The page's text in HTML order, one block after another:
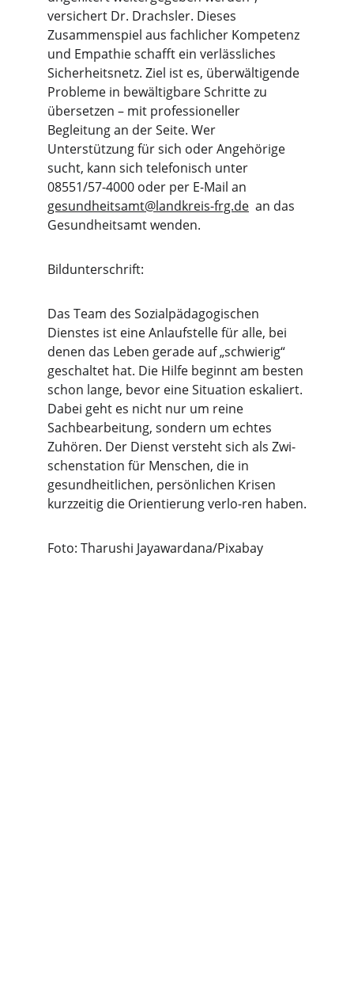
versichert Dr. Drachsler. Dieses
Zusammenspiel aus fachlicher Kompetenz
und Empathie schafft ein verlässliches
Sicherheitsnetz. Ziel ist es, überwältigende
Probleme in bewältigbare Schritte zu
übersetzen – mit professioneller
Begleitung an der Seite. Wer
Unterstützung für sich oder Angehörige
sucht, kann sich telefonisch unter
08551/57-4000 oder per E-Mail an
gesundheitsamt@landkreis-frg.de
  an das
Gesundheitsamt wenden.
Bildunterschrift:
Das Team des Sozialpädagogischen
Dienstes ist eine Anlaufstelle für alle, bei
denen das Leben gerade auf „schwierig“
geschaltet hat. Die Hilfe beginnt am besten
schon lange, bevor eine Situation eskaliert.
Dabei geht es nicht nur um reine
Sachbearbeitung, sondern um echtes
Zuhören. Der Dienst versteht sich als Zwi-
schenstation für Menschen, die in
gesundheitlichen, persönlichen Krisen
kurzzeitig die Orientierung verlo-ren haben.
Foto: Tharushi Jayawardana/Pixabay